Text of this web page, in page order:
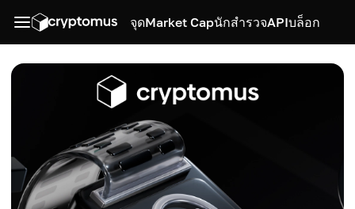
จุดMarket CapนักสำรวจAPIบล็อก